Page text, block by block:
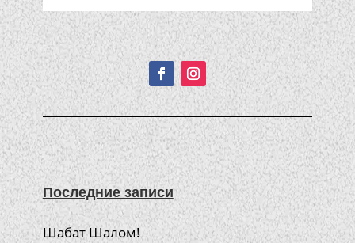
Подписывайтесь!
Последние записи
Шабат Шалом!